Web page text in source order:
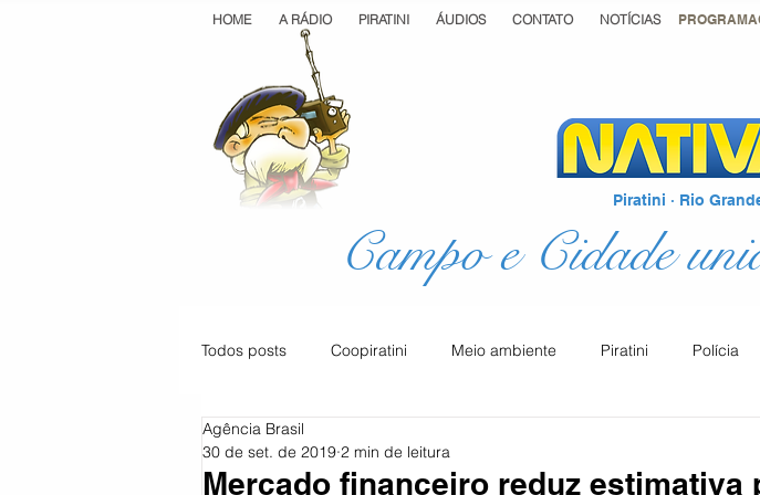
Campo e Cidade
Piratini · Rio
HOME A RÁDIO PIRATINI ÁUDIOS CONTATO NOTÍCIAS
Todos posts Coopiratini Meio ambiente Piratini Polícia
Geral
Mercado financeiro reduz estimativa
Agência Brasil
30 de set. de 2019 2 min de leitura